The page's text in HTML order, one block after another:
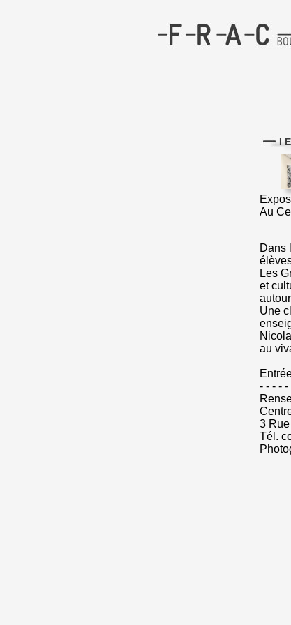
I
Au
Dans
Les
et
Une
au
- - - - -
3
Tél.